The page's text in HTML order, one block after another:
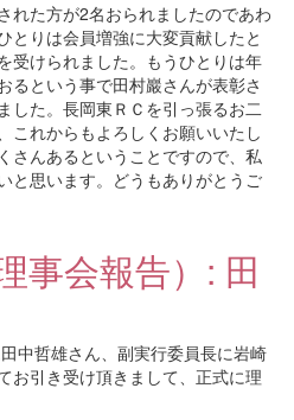
れた方が2名おられましたのであわ
とりは会員増強に大変貢献したと
受けられました。もうひとりは年
るという事で田村巖さんが表彰さ
した。長岡東ＲＣを引っ張るお二
これからもよろしくお願いいたし
さんあるということですので、私
と思います。どうもありがとうご
事会報告）: 田
中哲雄さん、副実行委員長に岩崎
お引き受け頂きまして、正式に理